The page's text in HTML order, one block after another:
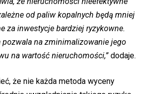
od paliw kopalnych będą mniej
za inwestycje bardziej ryzykowne.
pozwala na zminimalizowanie jego
na wartość nieruchomości,”dodaje.
że nie każda metoda wyceny